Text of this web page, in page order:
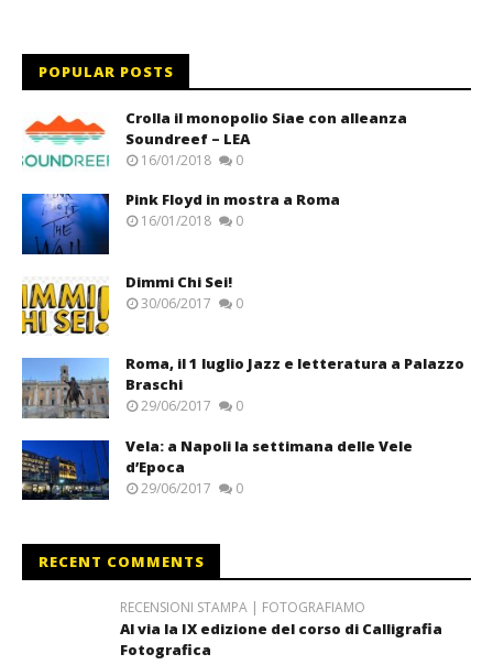
POPULAR POSTS
Crolla il monopolio Siae con alleanza
Soundreef – LEA
16/01/2018 0
Pink Floyd in mostra a Roma
16/01/2018 0
Dimmi Chi Sei!
30/06/2017 0
Roma, il 1 luglio Jazz e letteratura a Palazzo
Braschi
29/06/2017 0
Vela: a Napoli la settimana delle Vele
d’Epoca
29/06/2017 0
RECENT COMMENTS
RECENSIONI STAMPA | FOTOGRAFIAMO
Al via la IX edizione del corso di Calligrafia
Fotografica